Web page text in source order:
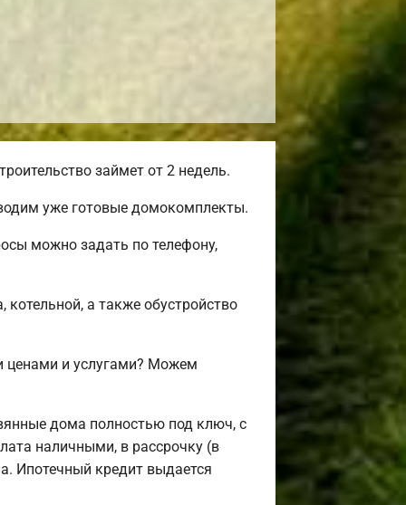
займет от 2 недель.
уже готовые домокомплекты.
можно задать по телефону,
а также обустройство
ценами и услугами? Можем
дома полностью под ключ, с
наличными, в рассрочку (в
Ипотечный кредит выдается